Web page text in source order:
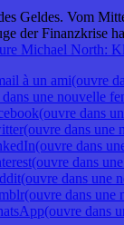
Geldes. Vom
der Finanzkrise
Michael North:
à un ami(ouvre
une nouvelle
dans
dans une
dans
dans
dans une
dans une
dans